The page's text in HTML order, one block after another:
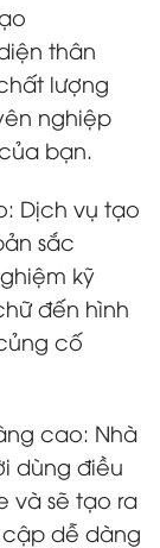
thân
lượng
nghiệp
bạn.
Dịch vụ tạo
sắc
kỹ
đến hình
cố
cao: Nhà
dùng điều
và sẽ tạo ra
dễ dàng